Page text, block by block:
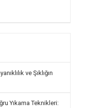
ve Şıklığın
Yıkama Teknikleri: